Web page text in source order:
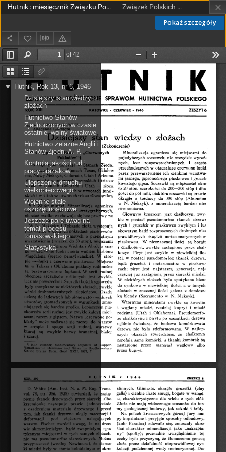
Pokaż szczegóły
Hutnik : miesięcznik Związku Polskich Hut Żelaznych R. XIII nr 6 (1946) Związek Polskich Hut Żelaznych.